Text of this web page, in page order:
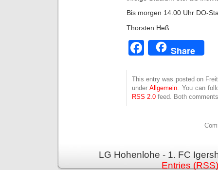
Bis morgen 14.00 Uhr DO-
Thorsten Heß
Facebook
Share
This entry was posted on
underAllgemein . You can
RSS 2.0 feed. Both
LG Hohenlohe - 1. FC
Entries (RSS)